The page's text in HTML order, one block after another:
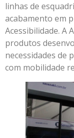
linhas de
acabamento em
Acessibilidade. A
produtos
necessidades de
com mobilidade